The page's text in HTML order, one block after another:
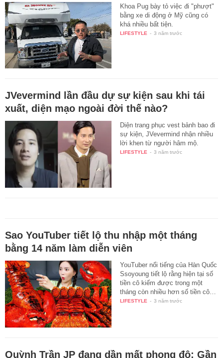
Khoa Pug bày tỏ việc đi "phượt"
bằng xe di động ở Mỹ cũng có
khá nhiều bất tiện.
LIFESTYLE - 3 năm trước
JVevermind lần đầu dự sự kiện sau khi tái
xuất, diện mạo ngoài đời thế nào?
Diện trang phục vest bảnh bao đi
sự kiện, JVevermind nhận nhiều
lời khen từ người hâm mộ.
LIFESTYLE - 3 năm trước
Sao YouTuber tiết lộ thu nhập một tháng
bằng 14 năm làm diễn viên
YouTuber nổi tiếng của Hàn Quốc
Ssoyoung tiết lộ rằng hiện tại số
tiền cô kiếm được trong một
tháng còn nhiều hơn số tiền cô…
LIFESTYLE - 3 năm trước
Quỳnh Trần JP đang dần mất phong độ: Gần